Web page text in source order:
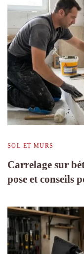
SOL ET MURS
Carrelage sur
pose et conseils